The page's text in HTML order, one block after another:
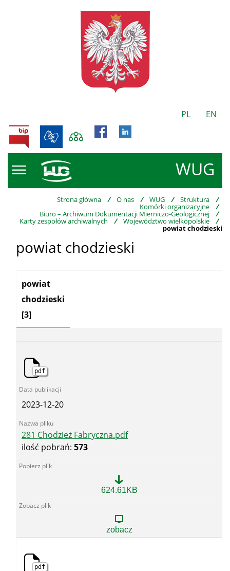
PL EN
WUG
BIP
Strona główna / O nas / WUG / Struktura /
Komórki organizacyjne /
Biuro – Archiwum Dokumentacji Mierniczo-Geologicznej /
Karty zespołów archiwalnych / Województwo wielkopolskie /
powiat chodzieski
powiat chodzieski
Kategoria:
powiat
chodzieski
[3]
pdf
2023-12-20
281 Chodzież Fabryczna.pdf
ilość pobrań: 573
Fabryczna.pdf
624.61KB
zobacz
pdf